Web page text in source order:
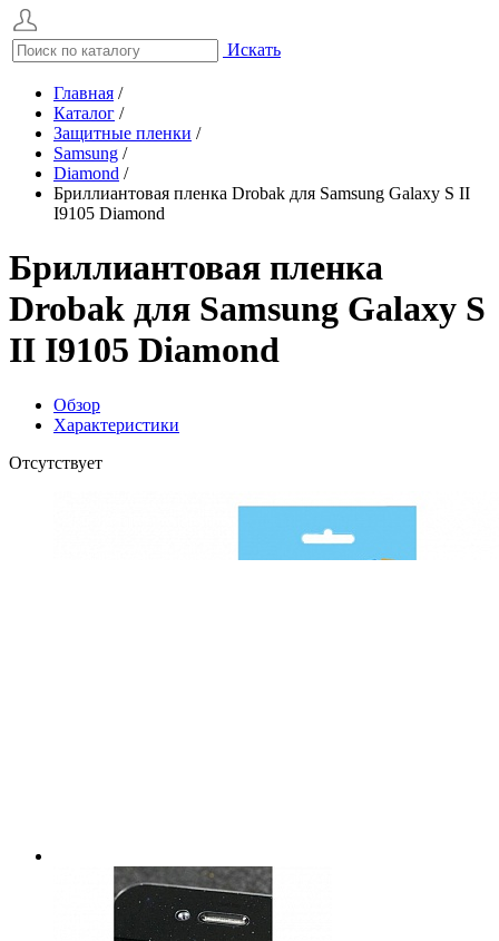
Искать
Главная /
Каталог /
Защитные пленки /
Samsung /
Diamond /
Бриллиантовая пленка Drobak для Samsung Galaxy S II
I9105 Diamond
Бриллиантовая пленка
Drobak для Samsung Galaxy S
II I9105 Diamond
Обзор
Характеристики
Отсутствует